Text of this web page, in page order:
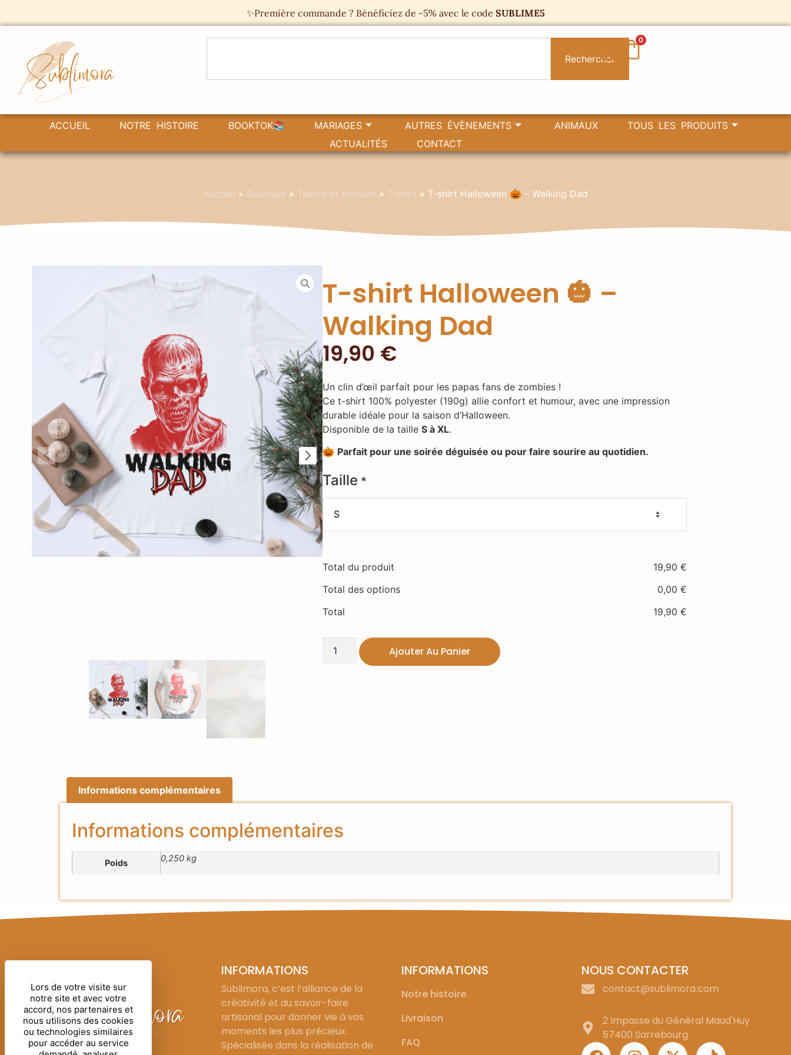
✨Première commande ? Bénéficiez de -5% avec le code SUBLIME5
Rechercher
0
ACCUEIL NOTRE HISTOIRE BOOKTOK📚 MARIAGES AUTRES ÉVÈNEMENTS ANIMAUX
TOUS LES PRODUITS
ACTUALITÉS
CONTACT
Accueil » Boutique » Textile et stickers » T-shirt » T-shirt Halloween 🎃 – Walking Dad
T-shirt Halloween 🎃 –
Walking Dad
19,90 €
Un clin d’œil parfait pour les papas fans de zombies !
Ce t-shirt 100% polyester (190g) allie confort et humour, avec une impression
durable idéale pour la saison d’Halloween.
Disponible de la tailleS à XL.
🎃 Parfait pour une soirée déguisée ou pour faire sourire au quotidien.
Taille *
Total du produit 19,90 €
Total des options
0,00 €
Total
19,90 €
Ajouter Au Panier
Informations complémentaires
Informations complémentaires
Poids 0,250 kg
INFORMATIONS
Sublimora, c’est l’alliance de la
créativité et du savoir-faire
artisanal pour donner vie à vos
moments les plus précieux.
Spécialisée dans la réalisation de
INFORMATIONS
Notre histoire
Livraison
FAQ
NOUS CONTACTER
contact@sublimora.com
2 Impasse du Général Maud'Huy
57400 Sarrebourg
Lors de votre visite sur
notre site et avec votre
accord, nos partenaires et
nous utilisons des cookies
ou technologies similaires
pour accéder au service